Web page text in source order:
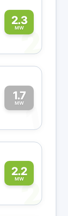
2.3
MW2
1.7
MW1
2.2
MW2